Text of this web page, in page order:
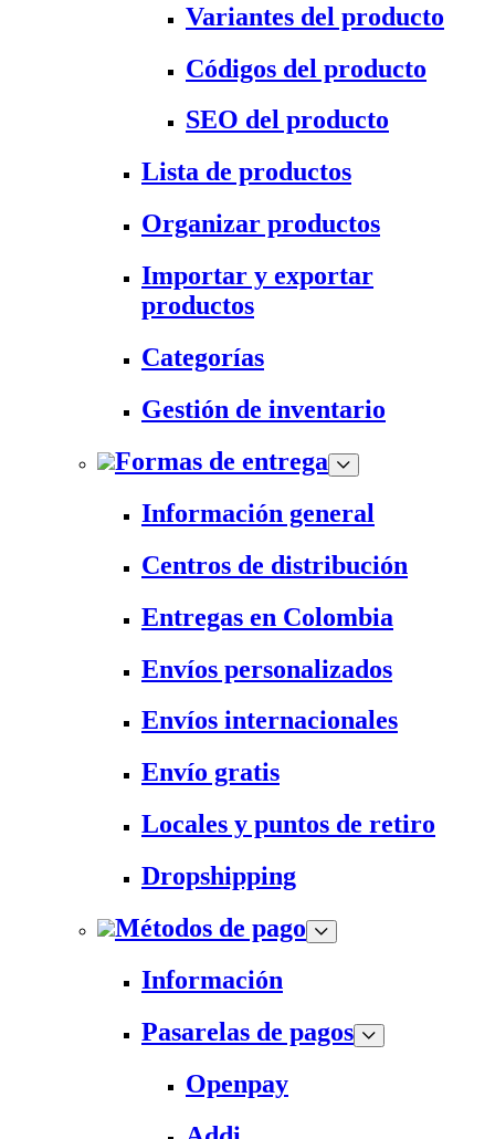
Variantes del producto
Códigos del producto
SEO del producto
Lista de productos
Organizar productos
Importar y exportar
productos
Categorías
Gestión de inventario
Formas de entrega
Información general
Centros de distribución
Entregas en Colombia
Envíos personalizados
Envíos internacionales
Envío gratis
Locales y puntos de retiro
Dropshipping
Métodos de pago
Información
Pasarelas de pagos
Openpay